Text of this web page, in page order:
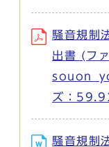
騒音規制
出書 (フ
ズ：
騒音規制